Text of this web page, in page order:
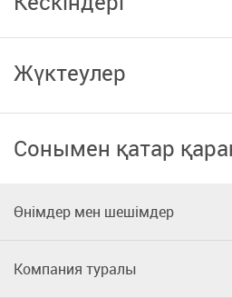
Жүктеулер
Сонымен қатар
Өнімдер мен шешімдер
Компания туралы